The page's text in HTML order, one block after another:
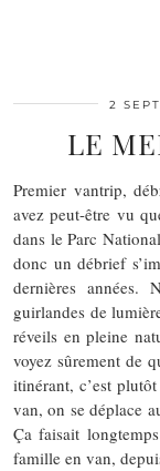
2
LE
Premier vantrip,
avez peut-être vu
dans le Parc
donc un débrief
dernières années.
guirlandes de
réveils en pleine
voyez sûrement de
itinérant, c’est
van, on se déplace
Ça faisait
famille en van,